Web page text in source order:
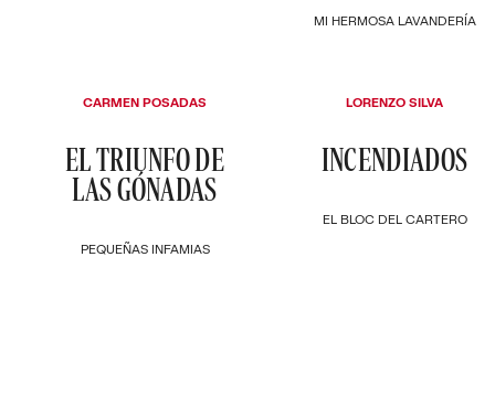
MI HERMOSA LAVANDERÍA
PEQUEÑAS INFAMIAS
EL TRIUNFO DE
LAS GÓNADAS
CARMEN POSADAS
EL BLOC DEL CARTERO
INCENDIADOS
LORENZO SILVA